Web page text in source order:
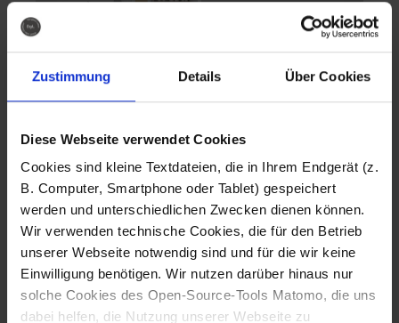
Zustimmung Details Über Cookies
Diese Webseite verwendet Cookies
Cookies sind kleine Textdateien, die in Ihrem Endgerät (z.
B. Computer, Smartphone oder Tablet) gespeichert
werden und unterschiedlichen Zwecken dienen können.
Wir verwenden technische Cookies, die für den Betrieb
unserer Webseite notwendig sind und für die wir keine
Einwilligung benötigen. Wir nutzen darüber hinaus nur
solche Cookies des Open-Source-Tools Matomo, die uns
dabei helfen, die Nutzung unserer Webseite zu
Fotografo: Lorenz
Sternbach
Download
Fotografo: Lorenz
Sternbach
Download